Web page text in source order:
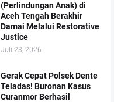
(Perlindungan Anak) di
Aceh Tengah Berakhir
Damai Melalui Restorative
Justice
Juli 23, 2026
Gerak Cepat Polsek Dente
Teladas! Buronan Kasus
Curanmor Berhasil